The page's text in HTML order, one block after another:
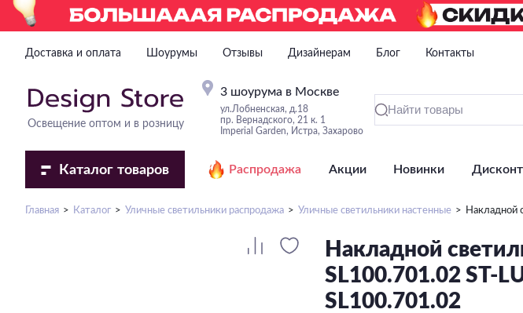
Доставка и оплата Шоурумы Отзывы Дизайнерам Блог Контакты
Освещение оптом и в розницу
3 шоурума в Москве
ул.Лобненская, д.18
пр. Вернадского, 21 к. 1
Imperial Garden, Истра, Захарово
Каталог товаров Распродажа Акции Новинки Дисконт
Главная Каталог Уличные светильники распродажа Уличные светильники настенные Накладной
Накладной
SL100.701.02 ST-
SL100.701.02